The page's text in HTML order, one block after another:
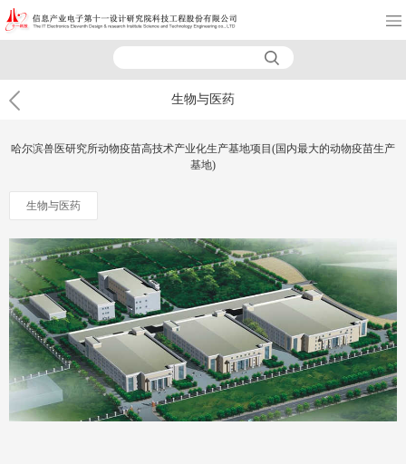
生物与医药
哈尔滨兽医研究所动物疫苗高技术产业化生产基地项目(国内最大的动物疫苗生产
基地)
生物与医药